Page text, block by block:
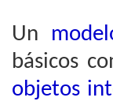
Un
básicos
objetos